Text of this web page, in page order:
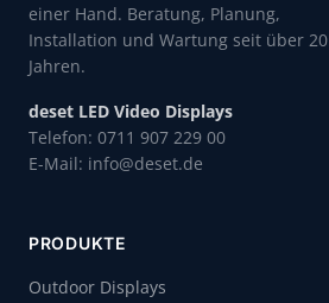
einer Hand. Beratung, Planung,
Installation und Wartung seit über 20
Jahren.
deset LED Video Displays
Telefon: 0711 907 229 00
E-Mail: info@deset.de
PRODUKTE
Outdoor Displays